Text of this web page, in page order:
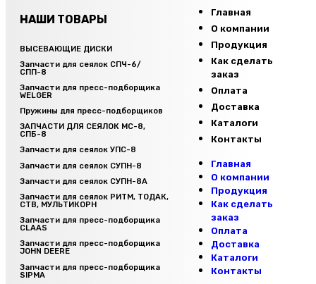
НАШИ ТОВАРЫ
ВЫСЕВАЮЩИЕ ДИСКИ
Запчасти для сеялок СПЧ-6/
СПП-8
Запчасти для пресс-подборщика
WELGER
Пружины для пресс-подборщиков
ЗАПЧАСТИ ДЛЯ СЕЯЛОК МС-8,
СПБ-8
Запчасти для сеялок УПС-8
Запчасти для сеялок СУПН-8
Запчасти для сеялок СУПН-8А
Запчасти для сеялок РИТМ, ТОДАК,
СТВ, МУЛЬТИКОРН
Запчасти для пресс-подборщика
CLAAS
Запчасти для пресс-подборщика
JOHN DEERE
Запчасти для пресс-подборщика
SIPMA
Главная
О компании
Продукция
Как сделать
заказ
Оплата
Доставка
Каталоги
Контакты
Главная
О компании
Продукция
Как сделать
заказ
Оплата
Доставка
Каталоги
Контакты